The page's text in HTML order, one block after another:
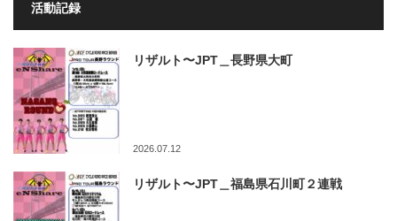
活動記録
リザルト〜JPT＿長野県大町
2026.07.12
リザルト〜JPT＿福島県石川町２連戦